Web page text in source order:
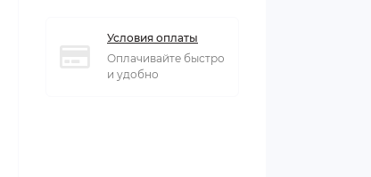
Условия оплаты
Оплачивайте быстро
и удобно